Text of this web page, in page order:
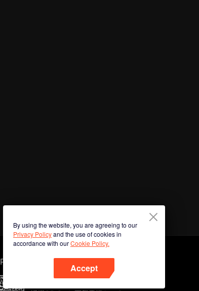
By using the website, you are agreeing to our
Privacy Policyand the use of cookies in
accordance with ourCookie Policy.
Accept
Phone